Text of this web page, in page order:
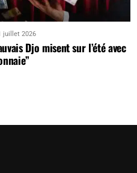
juillet 2026
Djo misent sur l’été avec